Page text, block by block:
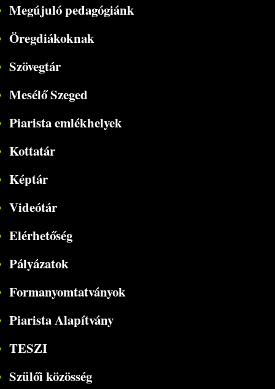
Megújuló pedagógiánk
Öregdiákoknak
Szövegtár
Mesélő Szeged
Piarista emlékhelyek
Kottatár
Képtár
Videótár
Elérhetőség
Pályázatok
Formanyomtatványok
Piarista Alapítvány
TESZI
Szülői közösség